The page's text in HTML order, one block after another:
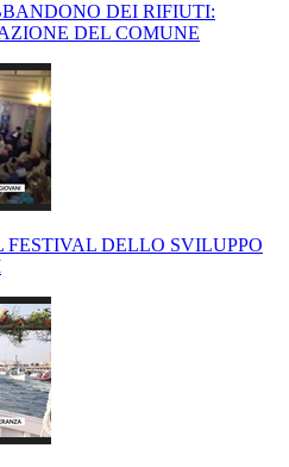
DEI RIFIUTI:
DEL COMUNE
FESTIVAL DELLO SVILUPPO